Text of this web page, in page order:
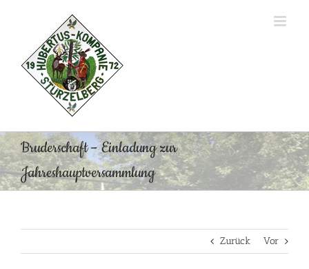
Bruderschaft – Einladung zur
Jahreshauptversammlung
Zurück Vor